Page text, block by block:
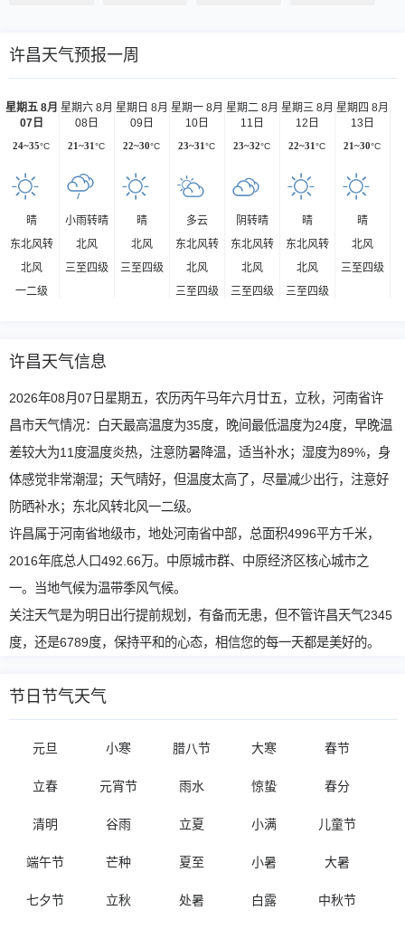
许昌天气预报一周
星期五 8月
07日
24~35°C
晴
东北风转
北风
一二级
星期六 8月
08日
21~31°C
小雨转晴
北风
三至四级
星期日 8月
09日
22~30°C
晴
北风
三至四级
星期一 8月
10日
23~31°C
多云
东北风转
北风
三至四级
星期二 8月
11日
23~32°C
阴转晴
东北风转
北风
三至四级
星期三 8月
12日
22~31°C
晴
东北风转
北风
三至四级
星期四 8月
13日
21~30°C
晴
北风
三至四级
许昌天气信息
2026年08月07日星期五，农历丙午马年六月廿五，立秋，河南省许
昌市天气情况：白天最高温度为35度，晚间最低温度为24度，早晚温
差较大为11度温度炎热，注意防暑降温，适当补水；湿度为89%，身
体感觉非常潮湿；天气晴好，但温度太高了，尽量减少出行，注意好
防晒补水；东北风转北风一二级。
许昌属于河南省地级市，地处河南省中部，总面积4996平方千米，
2016年底总人口492.66万。中原城市群、中原经济区核心城市之
一。当地气候为温带季风气候。
关注天气是为明日出行提前规划，有备而无患，但不管许昌天气2345
度，还是6789度，保持平和的心态，相信您的每一天都是美好的。
节日节气天气
元旦 小寒 腊八节 大寒 春节
立春 元宵节 雨水 惊蛰 春分
清明 谷雨 立夏 小满 儿童节
端午节 芒种 夏至 小暑 大暑
七夕节 立秋 处暑 白露 中秋节